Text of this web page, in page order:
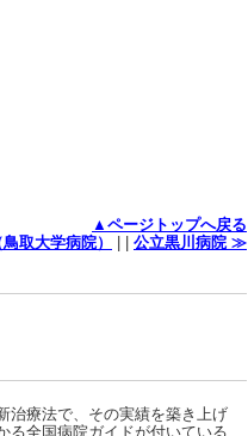
▲ページトップへ戻る
取大学病院）
公立黒川病院 ≫
治療法で、その実績を築き上げ
る全国病院ガイドが付いている